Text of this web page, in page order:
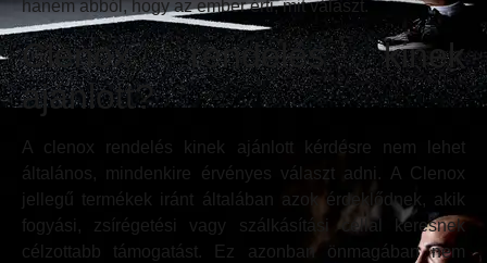
hanem abból, hogy az ember érti, mit választ.
Clenox rendelés kinek
ajánlott?
A clenox rendelés kinek ajánlott kérdésre nem lehet
általános, mindenkire érvényes választ adni. A Clenox
jellegű termékek iránt általában azok érdeklődnek, akik
fogyási, zsírégetési vagy szálkásítási céllal keresnek
célzottabb támogatást. Ez azonban önmagában nem